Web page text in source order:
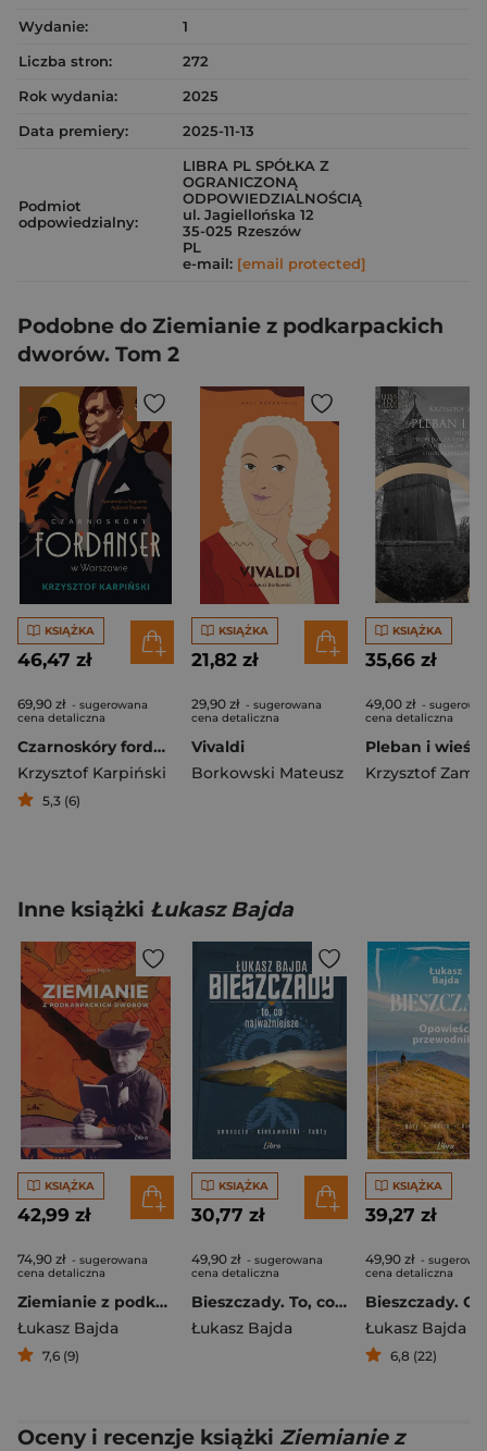
Wydanie:
1
Liczba stron:
272
Rok wydania:
2025
Data premiery:
2025-11-13
Podmiot
odpowiedzialny:
LIBRA PL SPÓŁKA Z
OGRANICZONĄ
ODPOWIEDZIALNOŚCIĄ
ul. Jagiellońska 12
35-025 Rzeszów
PL
e-mail: [email protected]
Podobne do Ziemianie z podkarpackich
dworów. Tom 2
KSIĄŻKA
46,47 zł
69,90 zł - sugerowana
cena detaliczna
Czarnoskóry fordanser w Warszawie. Opowieść o Auguście Agbooli Brownie
Krzysztof Karpiński
5,3 (6)
KSIĄŻKA
21,82 zł
29,90 zł - sugerowana
cena detaliczna
Vivaldi
Borkowski Mateusz
KSIĄŻKA
35,66 zł
49,00 zł -
cena detaliczna
Krzysztof
Inne książki Łukasz Bajda
KSIĄŻKA
42,99 zł
74,90 zł - sugerowana
cena detaliczna
Ziemianie z podkarpackich dworów
Łukasz Bajda
7,6 (9)
KSIĄŻKA
30,77 zł
49,90 zł - sugerowana
cena detaliczna
Bieszczady. To, co najważniejsze wyd. 2
Łukasz Bajda
KSIĄŻKA
39,27 zł
49,90 zł -
cena detaliczna
Łukasz Bajda
6,8 (22)
Oceny i recenzje książki Ziemianie z